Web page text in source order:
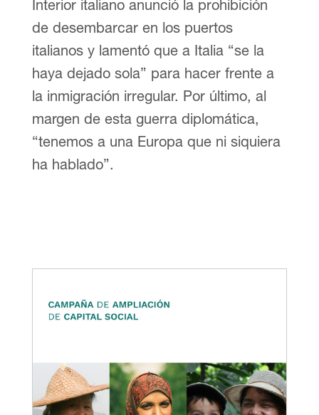
Interior italiano anunció la prohibición
de desembarcar en los puertos
italianos y lamentó que a Italia “se la
haya dejado sola” para hacer frente a
la inmigración irregular. Por último, al
margen de esta guerra diplomática,
“tenemos a una Europa que ni siquiera
ha hablado”.